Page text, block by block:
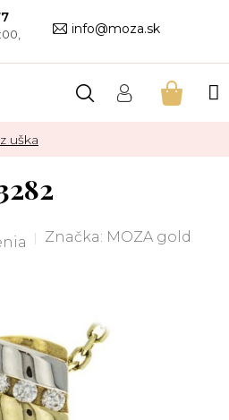
info@moza.sk
uška
Značka: MOZA gold